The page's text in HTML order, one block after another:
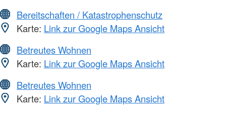
Bereitschaften / Katastrophenschutz
Karte: Link zur Google Maps Ansicht
Betreutes Wohnen
Karte: Link zur Google Maps Ansicht
Betreutes Wohnen
Karte: Link zur Google Maps Ansicht